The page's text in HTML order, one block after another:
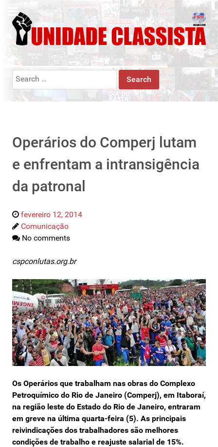
Search
Operários do Comperj lutam
e enfrentam a intransigência
da patronal
fevereiro 12, 2014
Comunicação
No comments
cspconlutas.org.br
Os Operários que trabalham nas obras do Complexo
Petroquímico do Rio de Janeiro (Comperj), em Itaboraí,
na região leste do Estado do Rio de Janeiro, entraram
em greve na última quarta-feira (5). As principais
reivindicações dos trabalhadores são melhores
condições de trabalho e reajuste salarial de 15%.